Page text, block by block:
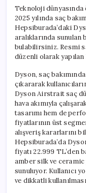
Teknoloji
2025 yılında saç
Hepsiburada’daki
aralıklarında
bulabilirsiniz. Resmi
düzenli olarak
Dyson, saç
çıkararak
Dyson Airstrait saç
hava akımıyla
tasarımı hem de
fiyatlarının üst
alışveriş kararlarını
Hepsiburada’da
fiyatı 22.999 TL’den
amber silk ve
sunuluyor. Kullanıcı
ve dikkatli